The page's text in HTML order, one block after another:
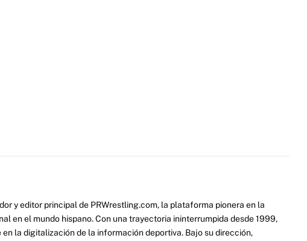
y editor principal de PRWrestling.com, la plataforma pionera en la
en el mundo hispano. Con una trayectoria ininterrumpida desde 1999,
la digitalización de la información deportiva. Bajo su dirección,